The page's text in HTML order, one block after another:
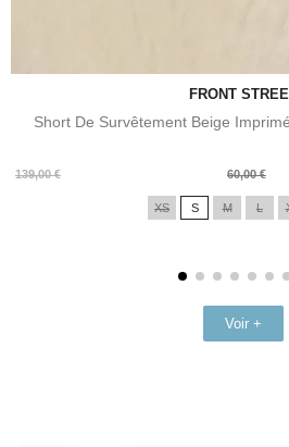
FRONT
Short De Survêtement Beige
139,00 €
Prix
60,00 €
Prix
XS S M L
Voir +